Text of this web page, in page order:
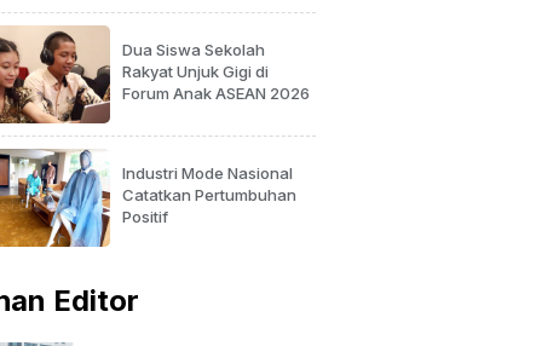
Dua Siswa Sekolah
Rakyat Unjuk Gigi di
Forum Anak ASEAN 2026
Industri Mode Nasional
Catatkan Pertumbuhan
Positif
Editor